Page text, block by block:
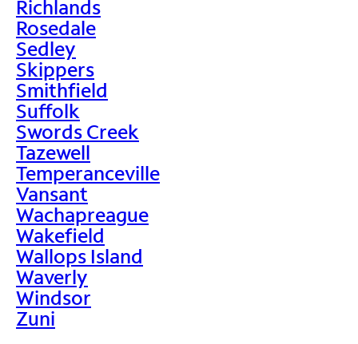
Richlands
Rosedale
Sedley
Skippers
Smithfield
Suffolk
Swords Creek
Tazewell
Temperanceville
Vansant
Wachapreague
Wakefield
Wallops Island
Waverly
Windsor
Zuni